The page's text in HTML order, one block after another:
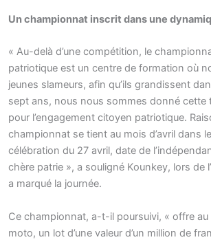
Un championnat inscrit dans une
« Au-delà d’une compétition, le
patriotique est un centre de formation où
jeunes slameurs, afin qu’ils grandissent
sept ans, nous nous sommes donné cette
pour l’engagement citoyen patriotique.
championnat se tient au mois d’avril dans
célébration du 27 avril, date de
chère patrie », a souligné Kounkey, lors de
a marqué la journée.
Ce championnat, a-t-il poursuivi, « offre
moto, un lot d’une valeur d’un million de